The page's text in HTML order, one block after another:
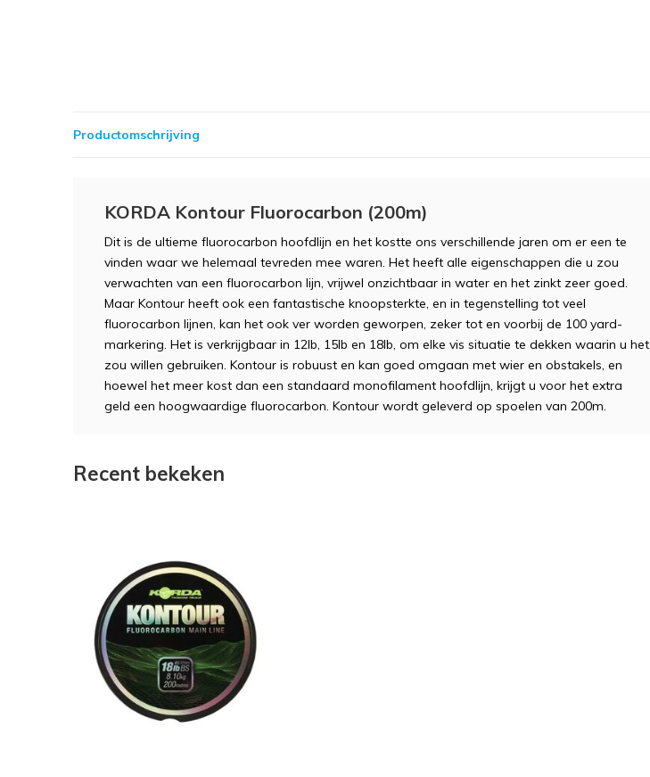
Productomschrijving
KORDA Kontour Fluorocarbon (200m)
Dit is de ultieme fluorocarbon hoofdlijn en het kostte ons verschillende jaren om er een te
vinden waar we helemaal tevreden mee waren. Het heeft alle eigenschappen die u zou
verwachten van een fluorocarbon lijn, vrijwel onzichtbaar in water en het zinkt zeer goed.
Maar Kontour heeft ook een fantastische knoopsterkte, en in tegenstelling tot veel
fluorocarbon lijnen, kan het ook ver worden geworpen, zeker tot en voorbij de 100 yard-
markering. Het is verkrijgbaar in 12lb, 15lb en 18lb, om elke vis situatie te dekken waarin u het
zou willen gebruiken. Kontour is robuust en kan goed omgaan met wier en obstakels, en
hoewel het meer kost dan een standaard monofilament hoofdlijn, krijgt u voor het extra
geld een hoogwaardige fluorocarbon. Kontour wordt geleverd op spoelen van 200m.
Recent bekeken